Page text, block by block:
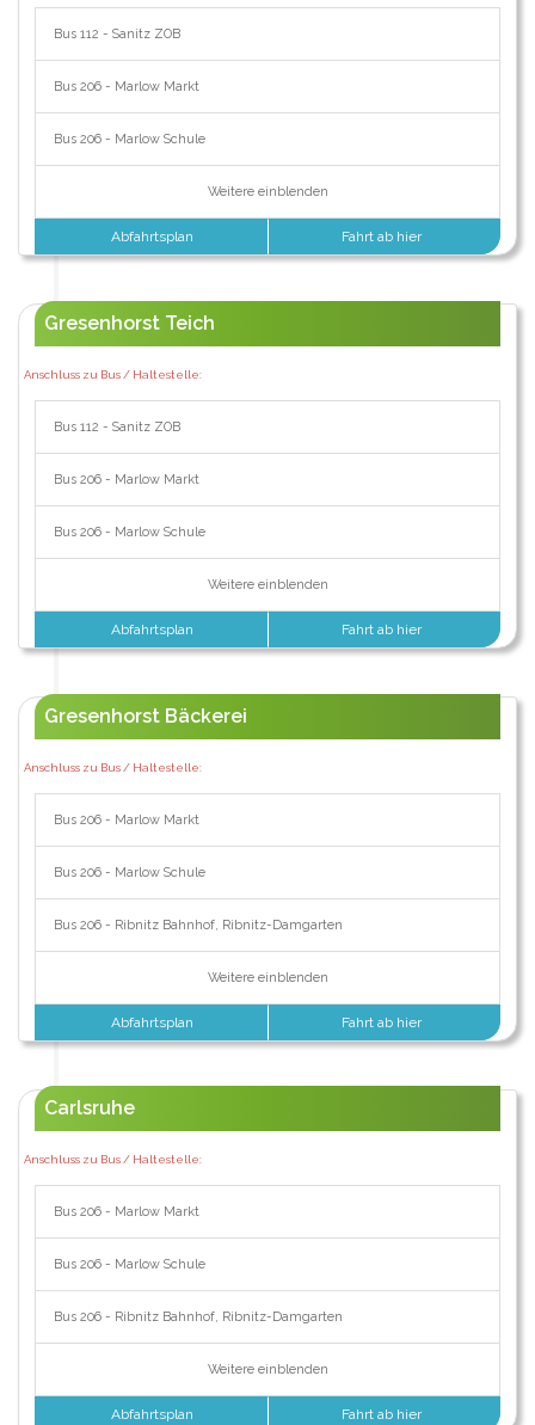
Bus 112 - Sanitz ZOB
Bus 206 - Marlow Markt
Bus 206 - Marlow Schule
Weitere einblenden
Abfahrtsplan Fahrt ab hier
Gresenhorst Teich
Anschluss zu Bus / Haltestelle:
Bus 112 - Sanitz ZOB
Bus 206 - Marlow Markt
Bus 206 - Marlow Schule
Weitere einblenden
Abfahrtsplan Fahrt ab hier
Gresenhorst Bäckerei
Anschluss zu Bus / Haltestelle:
Bus 206 - Marlow Markt
Bus 206 - Marlow Schule
Bus 206 - Ribnitz Bahnhof, Ribnitz-Damgarten
Weitere einblenden
Abfahrtsplan Fahrt ab hier
Carlsruhe
Anschluss zu Bus / Haltestelle:
Bus 206 - Marlow Markt
Bus 206 - Marlow Schule
Bus 206 - Ribnitz Bahnhof, Ribnitz-Damgarten
Weitere einblenden
Abfahrtsplan Fahrt ab hier